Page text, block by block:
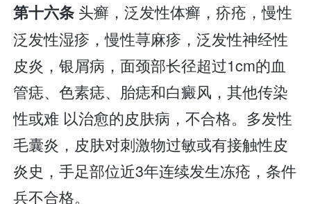
第十六条 头癣，泛发性体癣，疥疮，慢性
泛发性湿疹，慢性荨麻疹，泛发性神经性
皮炎，银屑病，面颈部长径超过1cm的血
管痣、色素痣、胎痣和白癜风，其他传染
性或难 以治愈的皮肤病，不合格。多发性
毛囊炎，皮肤对刺激物过敏或有接触性皮
炎史，手足部位近3年连续发生冻疮，条件
兵不合格。